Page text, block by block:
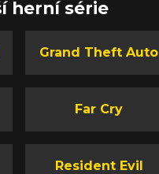
herní série
Grand Theft Auto
Far Cry
Resident Evil